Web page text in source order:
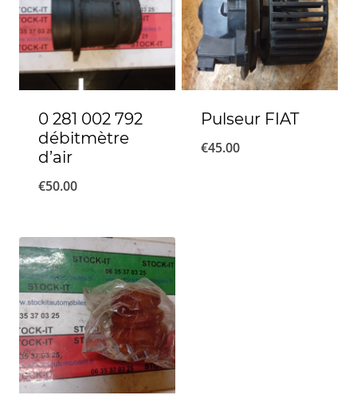
0 281 002 792
débitmètre
d’air
€50.00
Pulseur FIAT
€45.00